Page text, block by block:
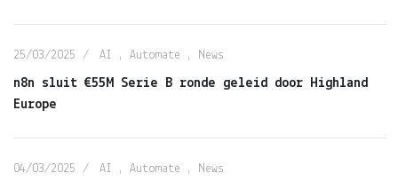
25/03/2025 AI , Automate , News
n8n sluit €55M Serie B ronde geleid door Highland
Europe
04/03/2025 AI , Automate , News